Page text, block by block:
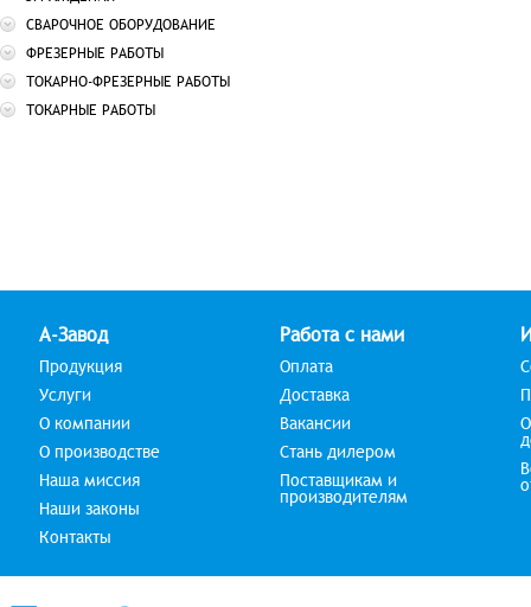
СВАРОЧНОЕ ОБОРУДОВАНИЕ
ФРЕЗЕРНЫЕ РАБОТЫ
ТОКАРНО-ФРЕЗЕРНЫЕ РАБОТЫ
ТОКАРНЫЕ РАБОТЫ
А-Завод
Продукция
Услуги
О компании
О производстве
Наша миссия
Наши законы
Контакты
Работа с нами
Оплата
Доставка
Вакансии
Стань дилером
Поставщикам и
производителям